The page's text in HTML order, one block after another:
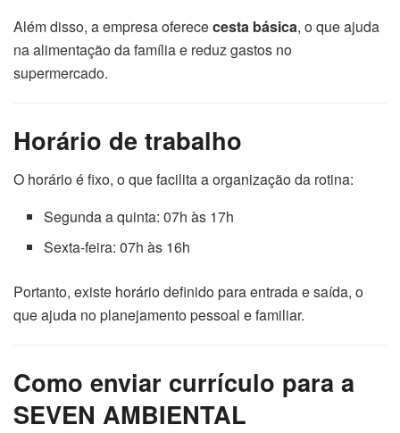
Além disso, a empresa oferececesta básica, o que ajuda
na alimentação da família e reduz gastos no
supermercado.
Horário de trabalho
O horário é fixo, o que facilita a organização da rotina:
Segunda a quinta: 07h às 17h
Sexta-feira: 07h às 16h
Portanto, existe horário definido para entrada e saída, o
que ajuda no planejamento pessoal e familiar.
Como enviar currículo para a
SEVEN AMBIENTAL